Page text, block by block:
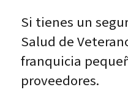
Si tienes un
Salud de
franquicia
proveedores.